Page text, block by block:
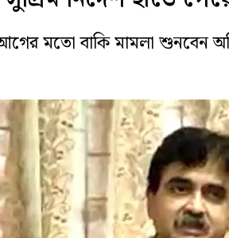
মতো বাকি মামলা শুনবেন